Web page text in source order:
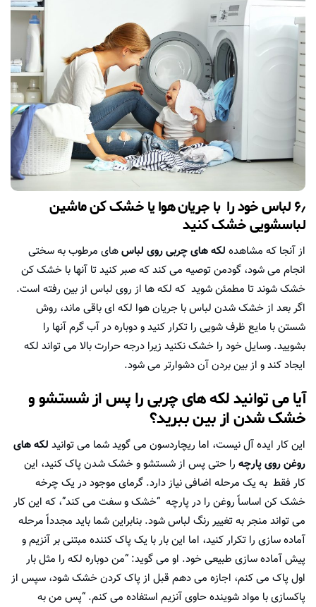
۶٫ لباس خود را با جریان هوا یا خشک کن ماشین
لباسشویی خشک کنید
از آنجا که مشاهده لکه های چربی روی لباسهای مرطوب به سختی
انجام می شود، گودمن توصیه می کند که صبر کنید تا آنها با خشک کن
خشک شوند تا مطمئن شوید که لکه ها از روی لباس از بین رفته است.
اگر بعد از خشک شدن لباس با جریان هوا لکه ای باقی ماند، روش
شستن با مایع ظرف شویی را تکرار کنید و دوباره در آب گرم آنها را
بشویید. وسایل خود را خشک نکنید زیرا درجه حرارت بالا می تواند لکه
ایجاد کند و از بین بردن آن دشوارتر می شود.
آیا می توانید لکه های چربی را پس از شستشو و
خشک شدن از بین ببرید؟
این کار ایده آل نیست، اما ریچاردسون می گوید شما می توانید لکه های
روغن روی پارچه را حتی پس از شستشو و خشک شدن پاک کنید، این
کار فقط به یک مرحله اضافی نیاز دارد. گرمای موجود در یک چرخه
خشک کن اساساً روغن را در پارچه “خشک و سفت می کند”، که این کار
می تواند منجر به تغییر رنگ لباس شود. بنابراین شما باید مجدداً مرحله
آماده سازی را تکرار کنید، اما این بار با یک پاک کننده مبتنی بر آنزیم و
پیش آماده سازی طبیعی خود. او می گوید: “من دوباره لکه را مثل بار
اول پاک می کنم، اجازه می دهم قبل از پاک کردن خشک شود، سپس از
پاکسازی با مواد شوینده حاوی آنزیم استفاده می کنم. “پس من به